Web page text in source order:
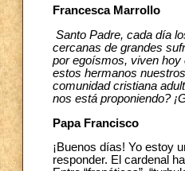
Francesca Marrollo
Santo Padre, cada día
cercanas de grandes
por egoísmos, viven
estos hermanos
comunidad cristiana
nos está proponiendo?
Papa Francisco
¡Buenos días! Yo estoy
responder. El cardenal